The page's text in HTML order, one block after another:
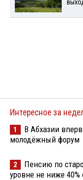
Интересное за
1
В Абхазии
молодёжный форум
2
Пенсию по
уровне не ниже 40%